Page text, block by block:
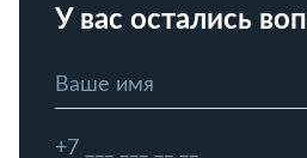
У вас остались